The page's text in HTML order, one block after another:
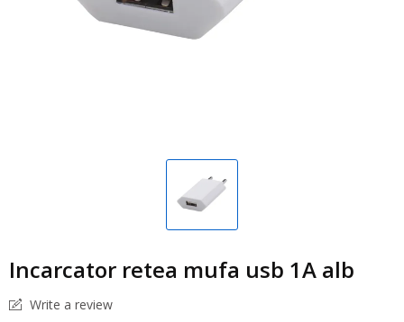
Incarcator retea mufa usb 1A alb
Write a review